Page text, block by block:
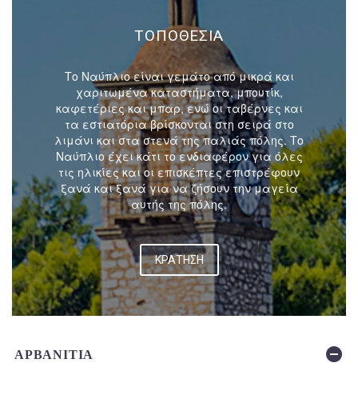
ΤΟΠΟΘΕΣΙΑ
Το Ναύπλιο είναι γεμάτο από μικρά και
χαριτωμένα καταστήματα, μπουτίκ,
καφετέριες και μπαρ, ενώ οι ταβέρνες και
τα εστιατόρια βρίσκονται στη σειρά στο
λιμάνι και στα στενά της παλιάς πόλης. Το
Ναύπλιο έχει κάτι το ενδιαφέρον για όλες
τις ηλικίες και οι επισκέπτες επιστρέφουν
ξανά και ξανά για να ζήσουν την μαγεία
αυτής της πόλης.
ΚΡΑΤΗΣΗ
ΑΡΒΑΝΙΤΙΑ